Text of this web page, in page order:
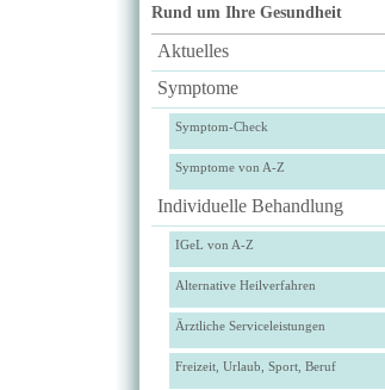
Rund um Ihre Gesundheit
Aktuelles
Symptome
Symptom-Check
Symptome von A-Z
Individuelle Behandlung
IGeL von A-Z
Alternative Heilverfahren
Ärztliche Serviceleistungen
Freizeit, Urlaub, Sport, Beruf